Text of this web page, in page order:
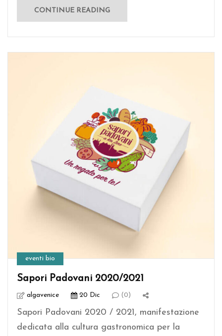
CONTINUE READING
eventi bio
Sapori Padovani 2020/2021
algavenice 20 Dic (0)
Sapori Padovani 2020 / 2021, manifestazione
dedicata alla cultura gastronomica per la